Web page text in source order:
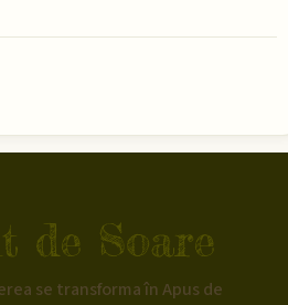
de Soare
se transforma în Apus de